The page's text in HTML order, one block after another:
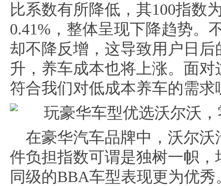
比系数有所降低，其100指数
0.41%，整体呈现下降趋势。
却不降反增，这导致用户日
升，养车成本也将上涨。面
符合我们对低成本养车的需求
在豪华汽车品牌中，沃尔
件负担指数可谓是独树一帜
同级的BBA车型表现更为优